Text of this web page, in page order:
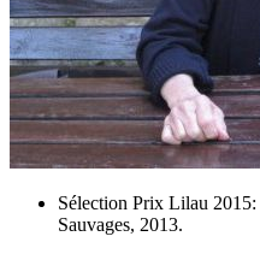
Sélection Prix Lilau 2015:
Sauvages, 2013.